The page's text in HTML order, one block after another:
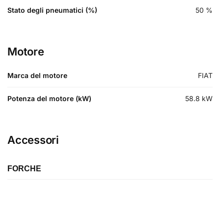
Stato degli pneumatici (%) 50 %
Motore
Marca del motore FIAT
Potenza del motore (kW) 58.8 kW
Accessori
FORCHE